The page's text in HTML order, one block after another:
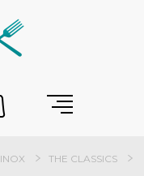
THE CLASSICS